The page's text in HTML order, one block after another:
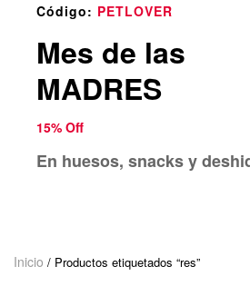
Código: PETLOVER
Mes de las
MADRES
15% Off
En huesos, snacks y
Inicio / Productos etiquetados “res”